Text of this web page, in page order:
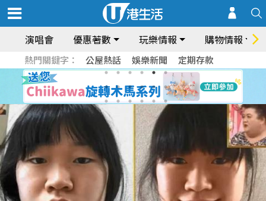
演唱會 優惠著數 玩樂情報 購物情報
熱門關鍵字： 公屋熱話 娛樂新聞 定期存款